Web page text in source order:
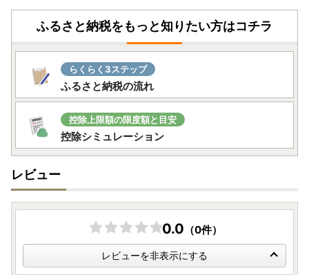
・お届け日のご指定については、対応しておりません。予め
ご了承くださいませ。
は、
下記『西海市ふるさと納税サポート室』までご連絡くださ
い。
・12月はお申込み多数につき、お礼の品発送に通常よりお時
間をいただく場合があります。
【個人情報の取り扱いについて】
お寄せいただいた個人情報は、寄附金の受付、入金及び返礼
品発送に係る確認・連絡、各種お問い合わせ、寄附の使い道
のお知らせの広報等に利用するものであり、それ以外の目的
で使用するものではありません。
返礼品発送に関して、必要最低限の範囲において返礼品取扱
い事業者に通知します。
※お名前に旧字体または機種依存文字などが含まれている場
ふるさと納税をもっと知りたい方はコチラ
らくらく3ステップ
ふるさと納税の流れ
控除上限額の限度額と目安
控除シミュレーション
レビュー
0.0 （0件）
レビューを非表示にする